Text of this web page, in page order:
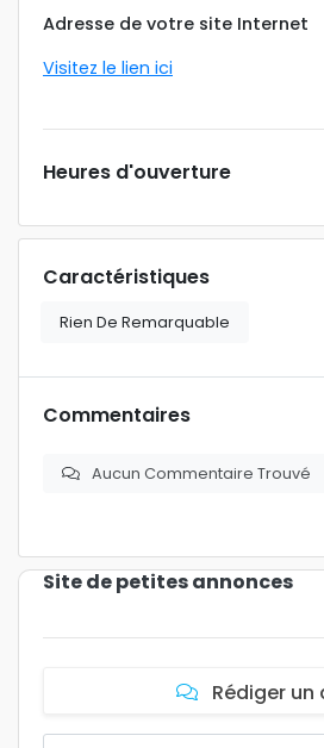
Adresse de votre site Internet
Visitez le lien ici
Heures d'ouverture
Caractéristiques
Rien De Remarquable
Commentaires
Aucun Commentaire Trouvé
Site de petites annonces
Rédiger un